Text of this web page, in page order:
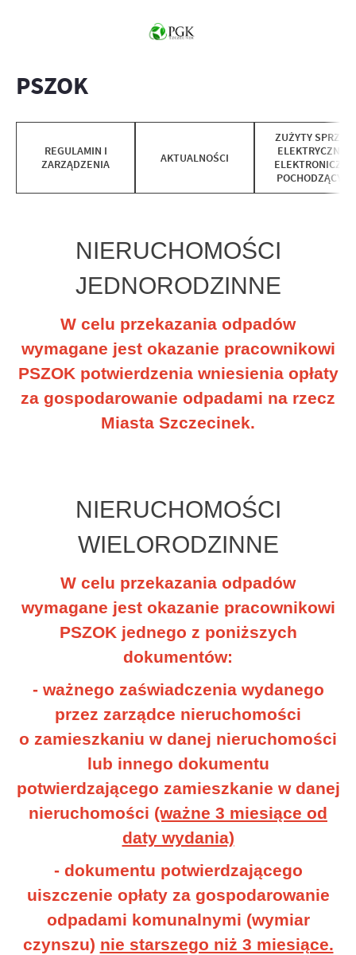
PSZOK
REGULAMIN I
ZARZĄDZENIA
AKTUALNOŚCI
ZUŻYTY SPRZĘT
ELEKTRYCZNY I
ELEKTRONICZNY
POCHODZĄCY Z
GOSPODARWST
NIERUCHOMOŚCI
JEDNORODZINNE
W celu przekazania odpadów
wymagane jest okazanie pracownikowi
PSZOK potwierdzenia wniesienia opłaty
za gospodarowanie odpadami na rzecz
Miasta Szczecinek.
NIERUCHOMOŚCI
WIELORODZINNE
W celu przekazania odpadów
wymagane jest okazanie pracownikowi
PSZOK jednego z poniższych
dokumentów:
- ważnego zaświadczenia wydanego
przez zarządce nieruchomości
o zamieszkaniu w danej nieruchomości
lub innego dokumentu
potwierdzającego zamieszkanie w danej
nieruchomości (ważne 3 miesiące od
daty wydania)
- dokumentu potwierdzającego
uiszczenie opłaty za gospodarowanie
odpadami komunalnymi (wymiar
czynszu) nie starszego niż 3 miesiące.